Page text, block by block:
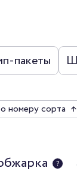
пакеты
номеру сорта ↑